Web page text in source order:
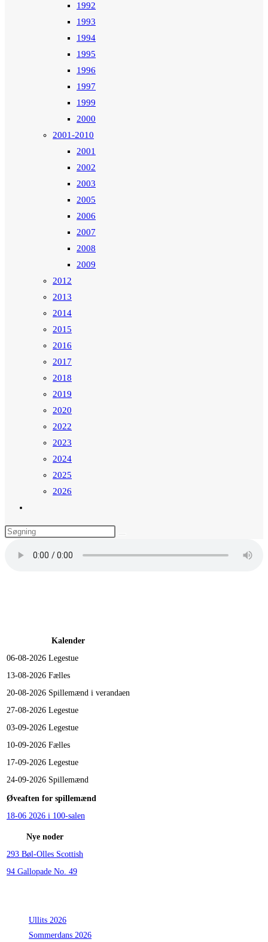
1992
1993
1994
1995
1996
1997
1999
2000
2001-2010
2001
2002
2003
2005
2006
2007
2008
2009
2012
2013
2014
2015
2016
2017
2018
2019
2020
2022
2023
2024
2025
2026
search
Kalender
06-08-2026 Legestue
13-08-2026 Fælles
20-08-2026 Spillemænd i verandaen
27-08-2026 Legestue
03-09-2026 Legestue
10-09-2026 Fælles
17-09-2026 Legestue
24-09-2026 Spillemænd
Øveaften for spillemænd
18-06 2026 i 100-salen
Nye noder
293 Bøl-Olles Scottish
94 Gallopade No. 49
Ullits 2026
Sommerdans 2026